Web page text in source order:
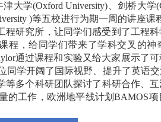
津大学(Oxford University) 、剑桥大学
)等五校进行为期一周的讲座课
研究所，让同学们感受到了工程
程，给同学们带来了学科交叉的神
通过课程和实验又给大家展示了
学开阔了国际视野、提升了英语
多个科研团队探讨了科研合作、
的工作，欧洲地平线计划BAMOS项